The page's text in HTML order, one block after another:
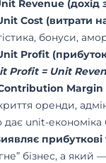
Revenue (дохід
Cost (витрати
бонуси,
Profit
Profit = Unit
Margin
оренди,
unit-економіка
прибуткові
бізнес, а який